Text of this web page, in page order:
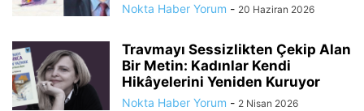
Nokta Haber Yorum - 20 Haziran 2026
Travmayı Sessizlikten Çekip Alan
Bir Metin: Kadınlar Kendi
Hikâyelerini Yeniden Kuruyor
Nokta Haber Yorum - 2 Nisan 2026